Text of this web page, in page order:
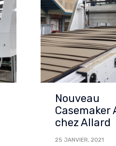
Nouveau
Casemaker
chez Allard
25 JANVIER, 2021